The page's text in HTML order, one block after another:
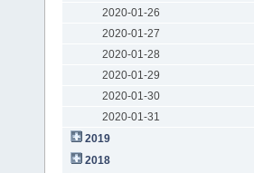
2020-01-26
2020-01-27
2020-01-28
2020-01-29
2020-01-30
2020-01-31
2019
2018